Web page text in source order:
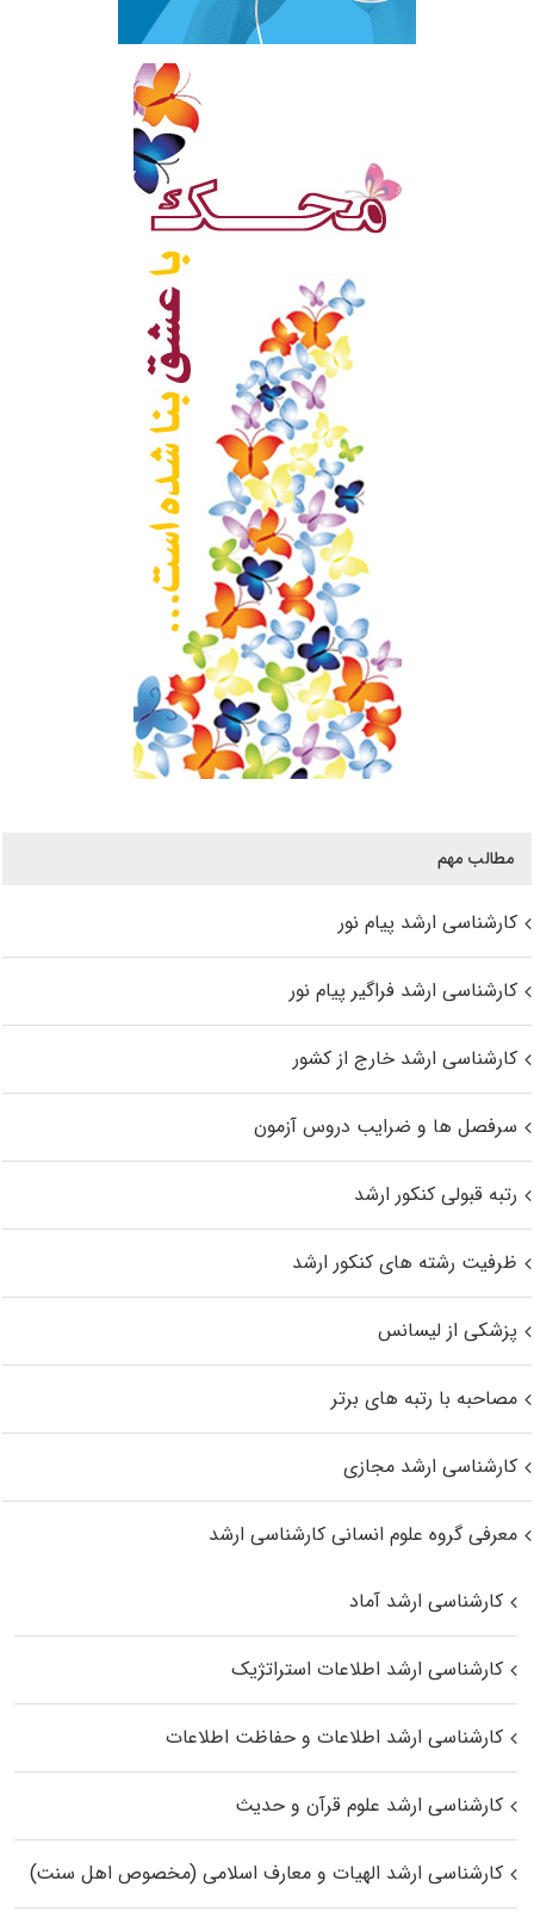
مطالب مهم
کارشناسی ارشد پیام نور
کارشناسی ارشد فراگیر پیام نور
کارشناسی ارشد خارج از کشور
سرفصل ها و ضرایب دروس آزمون
رتبه قبولی کنکور ارشد
ظرفیت رشته های کنکور ارشد
پزشکی از لیسانس
مصاحبه با رتبه های برتر
کارشناسی ارشد مجازی
معرفی گروه علوم انسانی کارشناسی ارشد
کارشناسی ارشد آماد
کارشناسی ارشد اطلاعات استراتژیک
کارشناسی ارشد اطلاعات و حفاظت اطلاعات
کارشناسی ارشد علوم قرآن و حدیث
کارشناسی ارشد الهیات و معارف اسلامی (مخصوص اهل سنت)